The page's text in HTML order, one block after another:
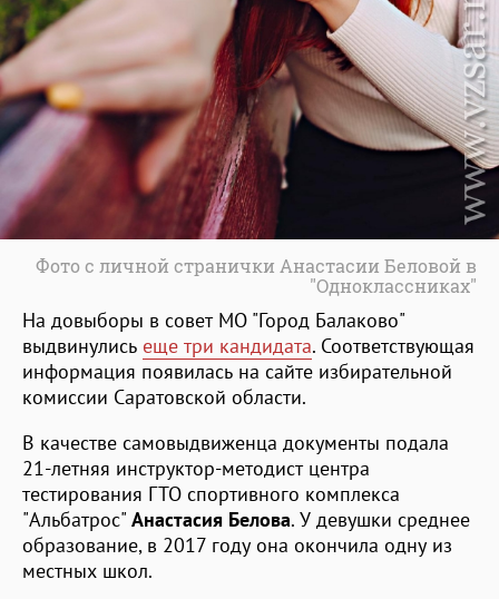
Фото с личной странички Анастасии Беловой в
"Одноклассниках"
На довыборы в совет МО "Город Балаково"
выдвинулись еще три кандидата. Соответствующая
информация появилась на сайте избирательной
комиссии Саратовской области.
В качестве самовыдвиженца документы подала
21-летняя инструктор-методист центра
тестирования ГТО спортивного комплекса
"Альбатрос" Анастасия Белова. У девушки среднее
образование, в 2017 году она окончила одну из
местных школ.